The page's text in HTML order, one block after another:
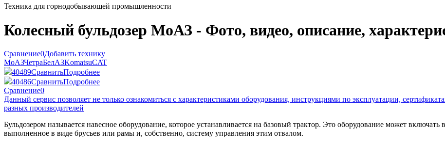
Техника для горнодобывающей промышленности
Колесный бульдозер МоАЗ - Фото, видео, описание,
Сравнение0Добавить технику
МоАЗЧетраБелАЗKomatsuCAT
40489СравнитьПодробнее
40486СравнитьПодробнее
Сравнение0
Данный сервис позволяет не только ознакомиться с характеристиками оборудования, инструкциями по эксплуатации,
разных производителей
Бульдозером называется навесное оборудование, которое устанавливается на базовый трактор. Это оборудование может
выполненное в виде брусьев или рамы и, собственно, систему управления этим отвалом.